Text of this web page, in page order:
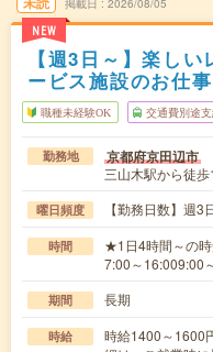
NEW
【週3日～】楽し
ービス施設のお仕事
職種未経験OK 交通費別途支
勤務地 京都府京田辺市
三山木駅から徒
曜日頻度 【勤務日数】週
時間
★1日4時間～の
7:00～16:009:00
期間 長期
時給
時給1400～